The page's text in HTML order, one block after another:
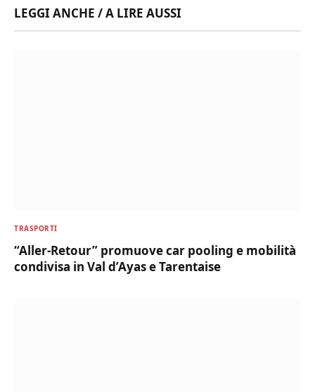
LEGGI ANCHE / A LIRE AUSSI
TRASPORTI
“Aller-Retour” promuove car pooling e mobilità
condivisa in Val d’Ayas e Tarentaise